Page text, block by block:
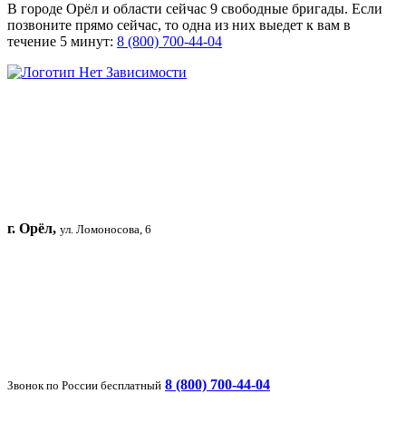
В городе Орёл и области сейчас 9 свободные бригады. Если
позвоните прямо сейчас, то одна из них выедет к вам в
течение 5 минут: 8 (800) 700-44-04
г. Орёл, ул. Ломоносова, 6
Звонок по России бесплатный 8 (800) 700-44-04